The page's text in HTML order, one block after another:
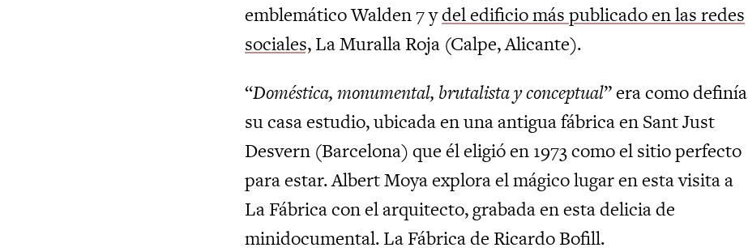
emblemático Walden 7 ydel edificio más publicado en las redes
sociales,La Muralla Roja (Calpe, Alicante).
“Doméstica, monumental, brutalista y conceptual” era como definía
su casa estudio, ubicada en una antigua fábrica en Sant Just
Desvern (Barcelona) que él eligió en 1973 como el sitio perfecto
para estar. Albert Moya explora el mágico lugar en esta visita a
La Fábrica con el arquitecto, grabada en esta delicia de
minidocumental. La Fábrica de Ricardo Bofill.